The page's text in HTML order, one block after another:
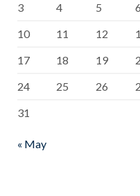
3
4 5 6
10
11 12
17
18 19
24
25 26
31
« May